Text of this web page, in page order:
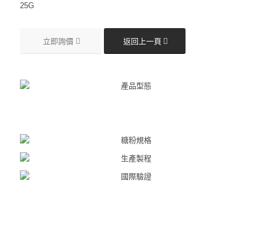
25G
立即詢價 返回上一頁